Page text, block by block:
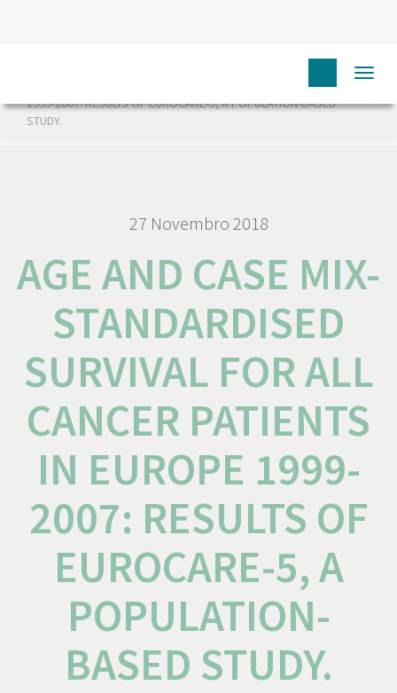
STANDARDISED SURVIVAL FOR ALL CANCER PATIENTS IN EUROPE
1999-2007: RESULTS OF EUROCARE-5, A POPULATION-BASED
STUDY.
27 Novembro 2018
AGE AND CASE MIX-
STANDARDISED
SURVIVAL FOR ALL
CANCER PATIENTS
IN EUROPE 1999-
2007: RESULTS OF
EUROCARE-5, A
POPULATION-
BASED STUDY.